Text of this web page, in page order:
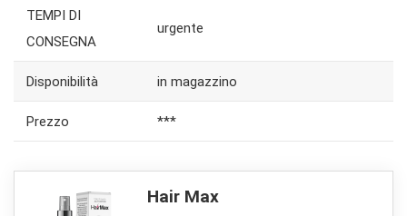
TEMPI DI
CONSEGNA
urgente
Disponibilità in magazzino
Prezzo ***
Hair Max